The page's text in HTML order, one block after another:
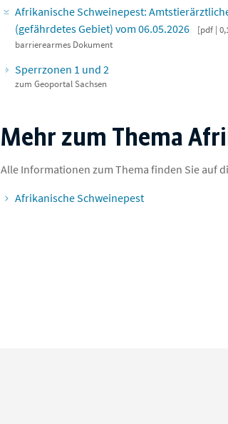
Afrikanische Schweinepest:
(gefährdetes Gebiet) vom 06.05.2026
pdf |
barrierearmes Dokument
Sperrzonen 1 und 2
zum Geoportal Sachsen
Mehr zum Thema
Alle Informationen zum Thema finden Sie auf
Afrikanische Schweinepest